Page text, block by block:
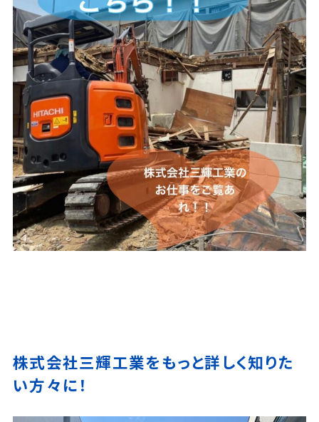
株式会社三輝工業をもっと詳しく知りた
い方々に！